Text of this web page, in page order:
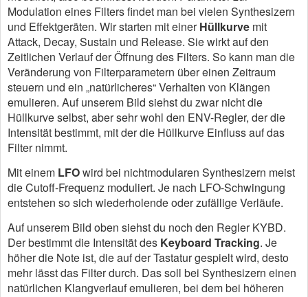
Modulation eines Filters findet man bei vielen Synthesizern
und Effektgeräten. Wir starten mit einerHüllkurve mit
Attack, Decay, Sustain und Release. Sie wirkt auf den
Zeitlichen Verlauf der Öffnung des Filters. So kann man die
Veränderung von Filterparametern über einen Zeitraum
steuern und ein „natürlicheres“ Verhalten von Klängen
emulieren. Auf unserem Bild siehst du zwar nicht die
Hüllkurve selbst, aber sehr wohl den ENV-Regler, der die
Intensität bestimmt, mit der die Hüllkurve Einfluss auf das
Filter nimmt.
Mit einem LFOwird bei nichtmodularen Synthesizern meist
die Cutoff-Frequenz moduliert. Je nach LFO-Schwingung
entstehen so sich wiederholende oder zufällige Verläufe.
Auf unserem Bild oben siehst du noch den Regler KYBD.
Der bestimmt die Intensität des Keyboard Tracking. Je
höher die Note ist, die auf der Tastatur gespielt wird, desto
mehr lässt das Filter durch. Das soll bei Synthesizern einen
natürlichen Klangverlauf emulieren, bei dem bei höheren